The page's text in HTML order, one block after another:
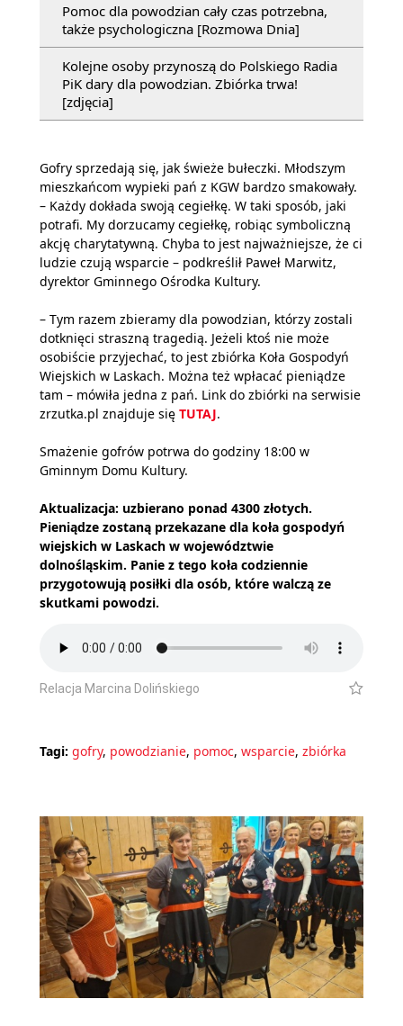
Pomoc dla powodzian cały czas potrzebna,
także psychologiczna [Rozmowa Dnia]
Kolejne osoby przynoszą do Polskiego Radia
PiK dary dla powodzian. Zbiórka trwa!
[zdjęcia]
Gofry sprzedają się, jak świeże bułeczki. Młodszym
mieszkańcom wypieki pań z KGW bardzo smakowały.
– Każdy dokłada swoją cegiełkę. W taki sposób, jaki
potrafi. My dorzucamy cegiełkę, robiąc symboliczną
akcję charytatywną. Chyba to jest najważniejsze, że ci
ludzie czują wsparcie – podkreślił Paweł Marwitz,
dyrektor Gminnego Ośrodka Kultury.
– Tym razem zbieramy dla powodzian, którzy zostali
dotknięci straszną tragedią. Jeżeli ktoś nie może
osobiście przyjechać, to jest zbiórka Koła Gospodyń
Wiejskich w Laskach. Można też wpłacać pieniądze
tam – mówiła jedna z pań. Link do zbiórki na serwisie
zrzutka.pl znajduje się TUTAJ.
Smażenie gofrów potrwa do godziny 18:00 w
Gminnym Domu Kultury.
Aktualizacja: uzbierano ponad 4300 złotych.
Pieniądze zostaną przekazane dla koła gospodyń
wiejskich w Laskach w województwie
dolnośląskim. Panie z tego koła codziennie
przygotowują posiłki dla osób, które walczą ze
skutkami powodzi.
Relacja Marcina Dolińskiego
Tagi: gofry, powodzianie, pomoc, wsparcie, zbiórka